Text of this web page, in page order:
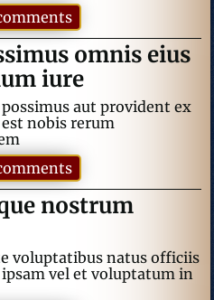
omnis eius
iure
aut provident ex
nobis rerum
nostrum
voluptatibus natus officiis
vel et voluptatum in